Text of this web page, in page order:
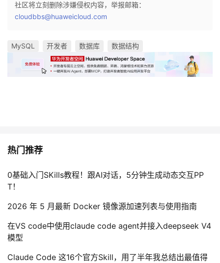
我
藏
的
我
社区将立刻删除涉嫌侵权内容，举报邮箱：
cloudbbs@huaweicloud.com
MySQL 开发者 数据库 数据结构
热门推荐
0基础入门SKills教程！跟AI对话，5分钟生成动态交互PP
T！
2026 年 5 月最新 Docker 镜像源加速列表与使用指南
在VS code中使用claude code agent并接入deepseek V4
模型
Claude Code 这16个官方Skill，用了半年我总结出最值得